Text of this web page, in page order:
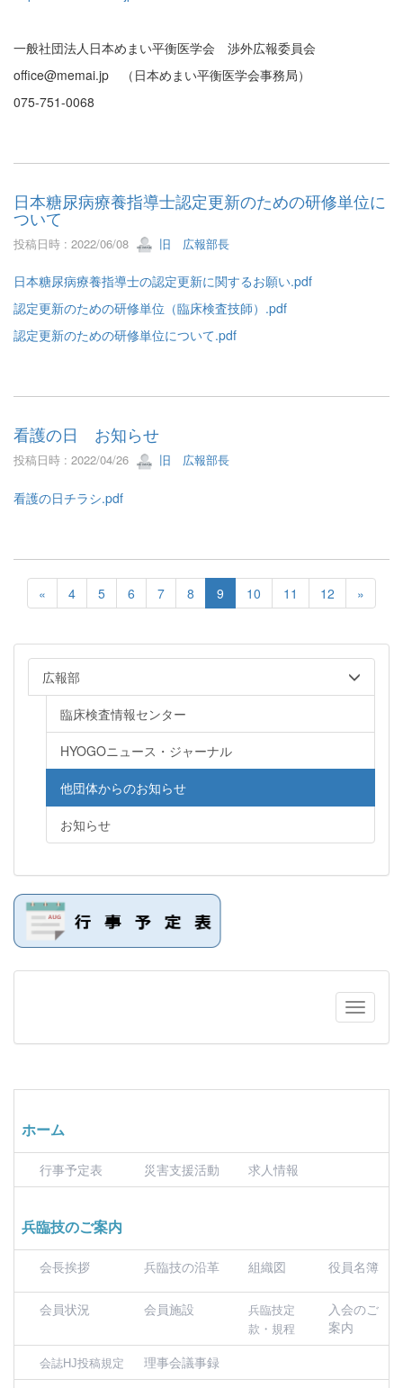
一般社団法人日本めまい平衡医学会 渉外広報委員会
office@memai.jp （日本めまい平衡医学会事務局）
075-751-0068
日本糖尿病療養指導士認定更新のための研修単位に
ついて
投稿日時 : 2022/06/08 旧 広報部長
日本糖尿病療養指導士の認定更新に関するお願い.pdf
認定更新のための研修単位（臨床検査技師）.pdf
認定更新のための研修単位について.pdf
看護の日 お知らせ
投稿日時 : 2022/04/26 旧 広報部長
看護の日チラシ.pdf
« 4 5 6 7 8 9 10 11 12 »
広報部
臨床検査情報センター
HYOGOニュース・ジャーナル
他団体からのお知らせ
お知らせ
ホーム
行事予定表 災害支援活動 求人情報
兵臨技のご案内
会長挨拶 兵臨技の沿革 組織図 役員名簿
会員状況 会員施設
兵臨技定
款・規程
入会のご
案内
会誌HJ投稿規定 理事会議事録